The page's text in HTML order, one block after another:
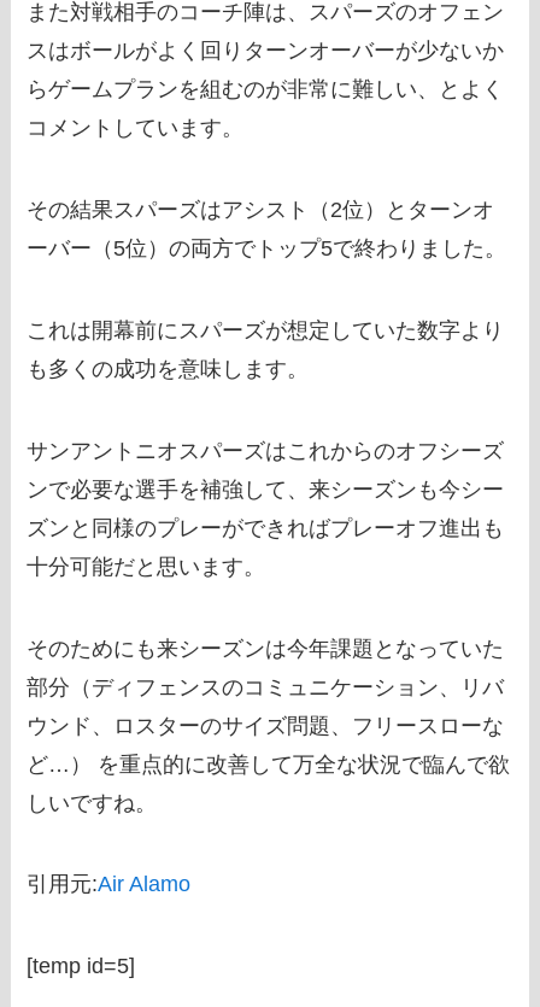
また対戦相手のコーチ陣は、スパーズのオフェン
スはボールがよく回りターンオーバーが少ないか
らゲームプランを組むのが非常に難しい、とよく
コメントしています。
その結果スパーズはアシスト（2位）とターンオ
ーバー（5位）の両方でトップ5で終わりました。
これは開幕前にスパーズが想定していた数字より
も多くの成功を意味します。
サンアントニオスパーズはこれからのオフシーズ
ンで必要な選手を補強して、来シーズンも今シー
ズンと同様のプレーができればプレーオフ進出も
十分可能だと思います。
そのためにも来シーズンは今年課題となっていた
部分（ディフェンスのコミュニケーション、リバ
ウンド、ロスターのサイズ問題、フリースローな
ど…） を重点的に改善して万全な状況で臨んで欲
しいですね。
引用元:Air Alamo
[temp id=5]